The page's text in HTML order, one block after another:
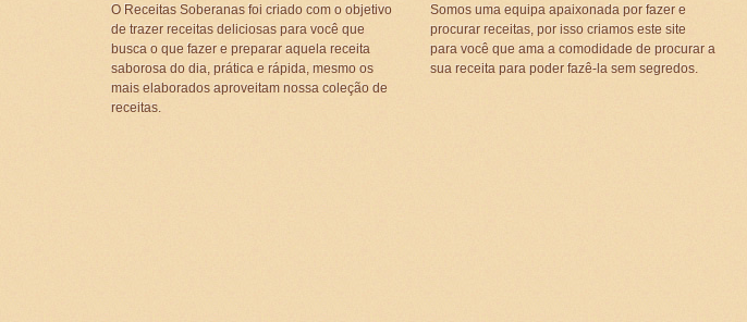
O Receitas Soberanas foi criado com o objetivo
de trazer receitas deliciosas para você que
busca o que fazer e preparar aquela receita
saborosa do dia, prática e rápida, mesmo os
mais elaborados aproveitam nossa coleção de
receitas.
Somos uma equipa apaixonada por fazer e
procurar receitas, por isso criamos este site
para você que ama a comodidade de procurar a
sua receita para poder fazê-la sem segredos.